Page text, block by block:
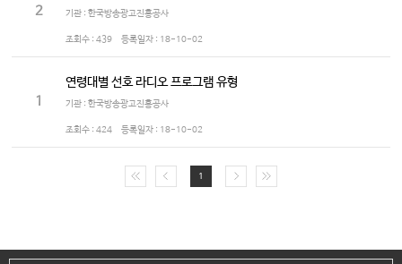
2 기관 : 한국방송광고진흥공사
조회수 : 439 등록일자 : 18-10-02
1
연령대별 선호 라디오 프로그램 유형
기관 : 한국방송광고진흥공사
조회수 : 424 등록일자 : 18-10-02
1